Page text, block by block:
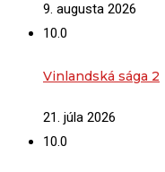
9. augusta 2026
10.0
Vinlandská sága 2
21. júla 2026
10.0